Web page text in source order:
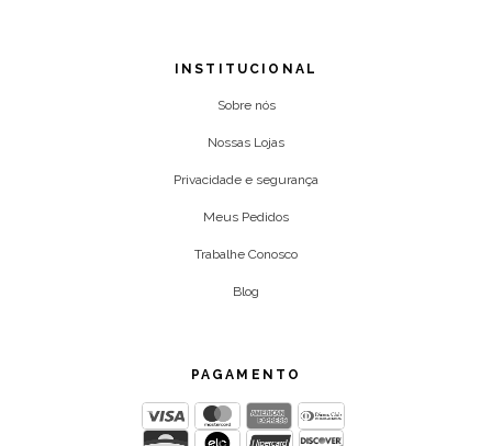
INSTITUCIONAL
Sobre nós
Nossas Lojas
Privacidade e segurança
Meus Pedidos
Trabalhe Conosco
Blog
PAGAMENTO